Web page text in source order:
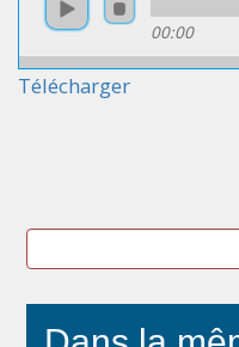
00:00
Télécharger